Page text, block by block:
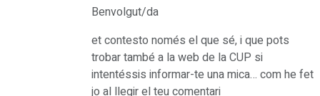
Benvolgut/da
et contesto només el que sé, i que pots
trobar també a la web de la CUP si
intentéssis informar-te una mica… com he fet
jo al llegir el teu comentari